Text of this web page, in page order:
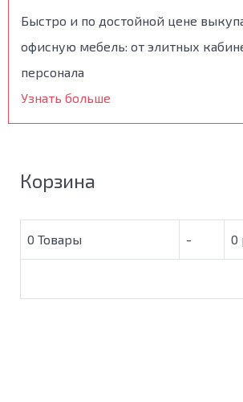
Быстро и по достойной цене
офисную мебель: от элитных
персонала
Узнать больше
Корзина
0 Товары - 0